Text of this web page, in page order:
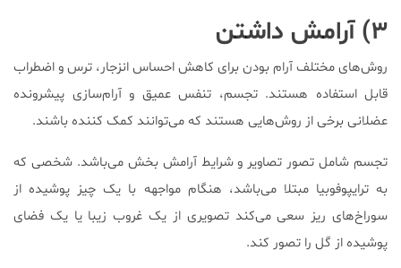
۳) آرامش داشتن
روش‌های مختلف آرام بودن برای کاهش احساس انزجار، ترس و اضطراب
قابل استفاده هستند. تجسم، تنفس عمیق و آرام‌سازی پیشرونده
عضلانی برخی از روش‌هایی هستند که می‌توانند کمک کننده باشند.
تجسم شامل تصور تصاویر و شرایط آرامش بخش می‌باشد. شخصی که
به ترایپوفوبیا مبتلا می‌باشد، هنگام مواجهه با یک چیز پوشیده از
سوراخ‌های ریز سعی می‌کند تصویری از یک غروب زیبا یا یک فضای
پوشیده از گل را تصور کند.